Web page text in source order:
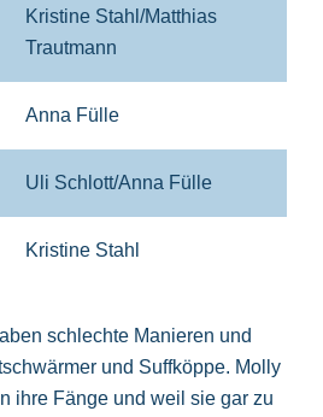
Kristine Stahl/Matthias
Trautmann
Anna Fülle
Uli Schlott/Anna Fülle
Kristine Stahl
schlechte Manieren und
und Suffköppe. Molly
ihre Fänge und weil sie gar zu